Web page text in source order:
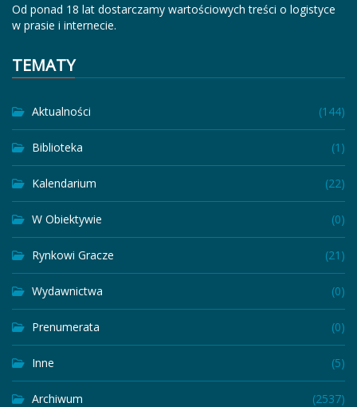
Od ponad 18 lat dostarczamy wartościowych treści o logistyce
w prasie i internecie.
TEMATY
Aktualności (144)
Biblioteka (1)
Kalendarium (22)
W Obiektywie (0)
Rynkowi Gracze (21)
Wydawnictwa (0)
Prenumerata (0)
Inne (5)
Archiwum (2537)